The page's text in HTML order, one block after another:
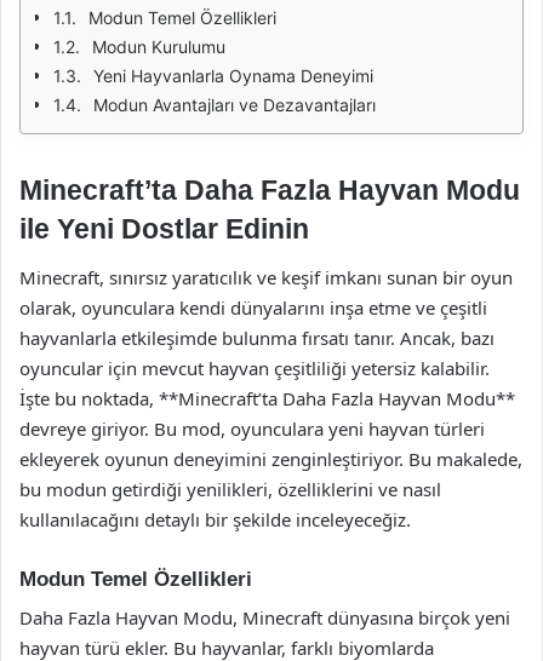
Modun Temel Özellikleri
Modun Kurulumu
Yeni Hayvanlarla Oynama Deneyimi
Modun Avantajları ve Dezavantajları
Minecraft’ta Daha Fazla Hayvan Modu
ile Yeni Dostlar Edinin
Minecraft, sınırsız yaratıcılık ve keşif imkanı sunan bir oyun
olarak, oyunculara kendi dünyalarını inşa etme ve çeşitli
hayvanlarla etkileşimde bulunma fırsatı tanır. Ancak, bazı
oyuncular için mevcut hayvan çeşitliliği yetersiz kalabilir.
İşte bu noktada, **Minecraft’ta Daha Fazla Hayvan Modu**
devreye giriyor. Bu mod, oyunculara yeni hayvan türleri
ekleyerek oyunun deneyimini zenginleştiriyor. Bu makalede,
bu modun getirdiği yenilikleri, özelliklerini ve nasıl
kullanılacağını detaylı bir şekilde inceleyeceğiz.
Modun Temel Özellikleri
Daha Fazla Hayvan Modu, Minecraft dünyasına birçok yeni
hayvan türü ekler. Bu hayvanlar, farklı biyomlarda